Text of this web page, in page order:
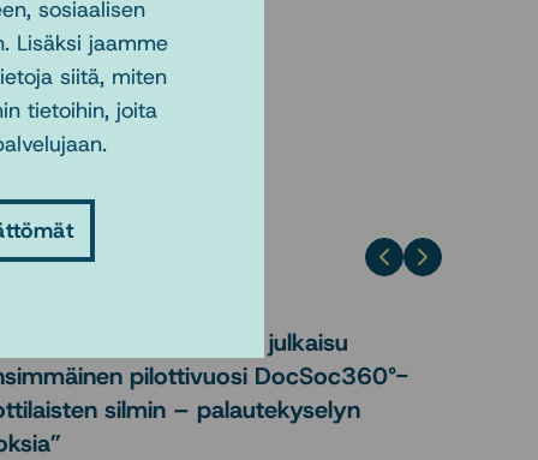
sosiaalisen
Lisäksi jaamme
siitä, miten
tietoihin, joita
blogissa uusi julkaisu
pilottivuosi DocSoc360°-
silmin – palautekyselyn